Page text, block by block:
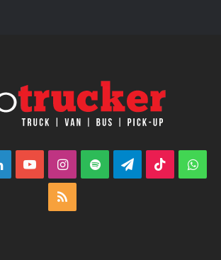
LinkedInYouTubeInstagram
Spotify TelegramTikTok